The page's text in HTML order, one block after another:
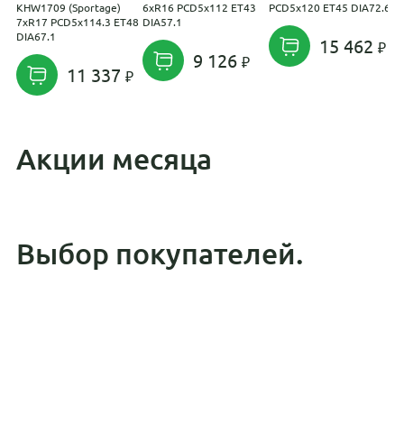
KHW1709 (Sportage)
7xR17 PCD5x114.3 ET48
DIA67.1
11 337
6xR16 PCD5x112 ET43
DIA57.1
9 126
PCD5x120 ET45 DIA72.6
15 462
Акции месяца
Выбор покупателей.